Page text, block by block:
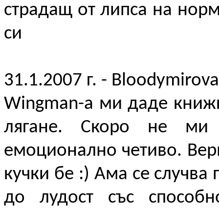
страдащ от липса на
си
31.1.2007 г. -
Wingman-a ми даде
лягане. Скоро не ми
емоционално четиво.
кучки бе :) Ама се
до лудост със